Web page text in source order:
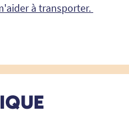
à transporter.